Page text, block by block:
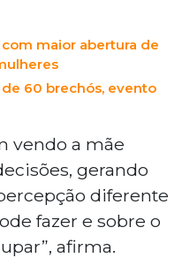
mais
maior abertura de
60 brechós, evento
vendo a mãe
gerando
diferente
fazer e sobre o
afirma.